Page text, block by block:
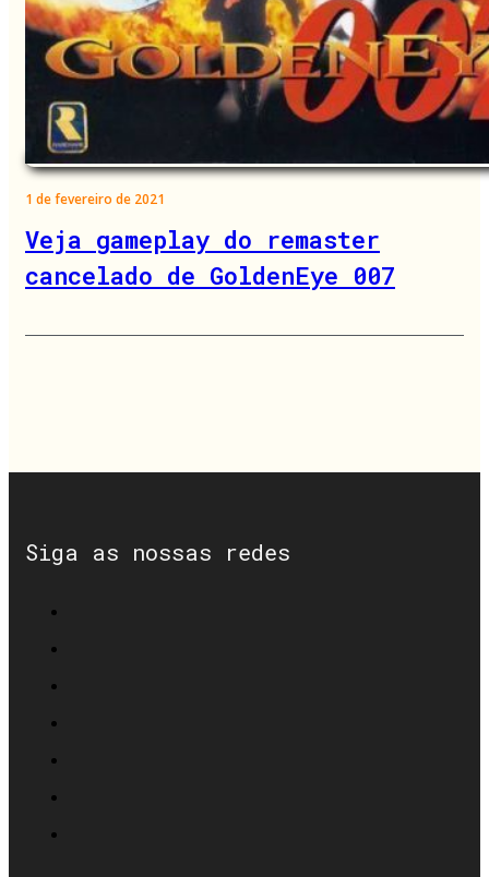
1 de fevereiro de 2021
Veja gameplay do remaster
cancelado de GoldenEye 007
Siga as nossas redes